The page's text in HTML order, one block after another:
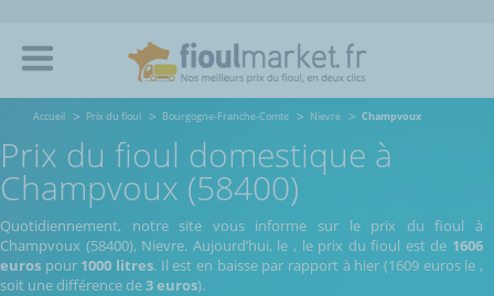
Accueil Prix du fioul Bourgogne-Franche-Comte Nievre Champvoux
Prix du fioul domestique à
Champvoux (58400)
Quotidiennement, notre site vous informe sur le prix du fioul à
Champvoux (58400), Nievre. Aujourd’hui, le , le prix du fioul est de 1606
euros pour 1000 litres. Il est en baisse par rapport à hier (1609 euros le,
soit une différence de3 euros).